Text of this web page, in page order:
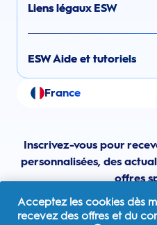
Liens légaux ESW
ESW Aide et tutoriels
France
Inscrivez-vous pour
personnalisées, des
offres
Acceptez les cookies dès
recevez des offres et du